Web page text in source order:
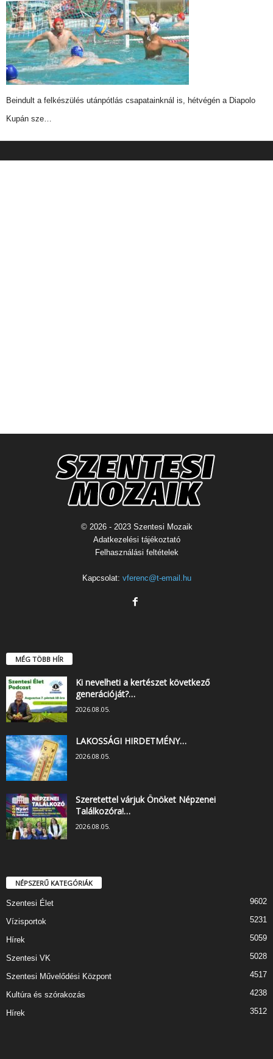
Beindult a felkészülés utánpótlás csapatainknál is, hétvégén a Diapolo
Kupán sze…
© 2026 - 2023 Szentesi Mozaik
Adatkezelési tájékoztató
Felhasználási feltételek
Kapcsolat: vferenc@t-email.hu
MÉG TÖBB HÍR
Ki nevelheti a kertészet következő
generációját?…
2026.08.05.
LAKOSSÁGI HIRDETMÉNY…
2026.08.05.
Szeretettel várjuk Önöket Népzenei
Találkozóra!…
2026.08.05.
NÉPSZERŰ KATEGÓRIÁK
Szentesi Élet 9602
Vízisportok 5231
Hírek 5059
Szentesi VK 5028
Szentesi Művelődési Központ 4517
Kultúra és szórakozás 4238
Hírek 3512